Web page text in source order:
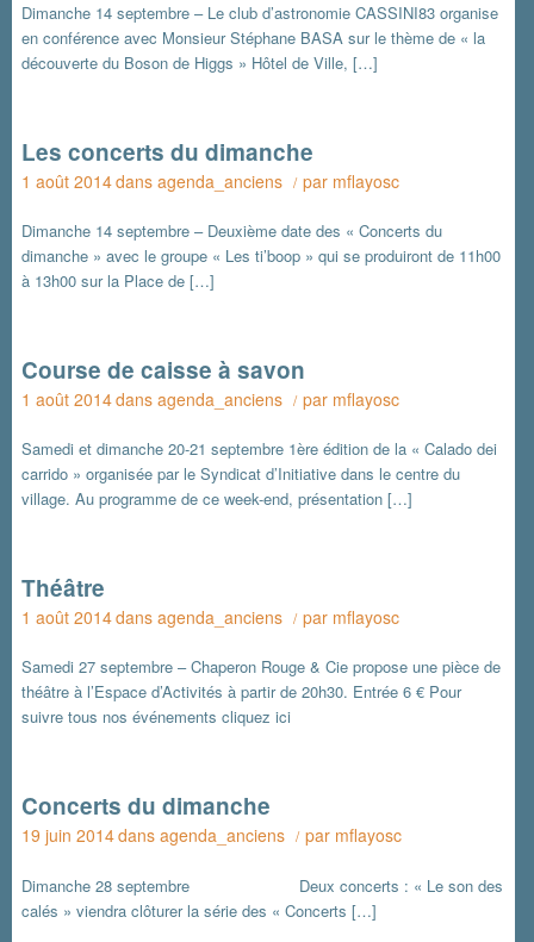
Dimanche 14 septembre – Le club d’astronomie CASSINI83 organise
en conférence avec Monsieur Stéphane BASA sur le thème de « la
découverte du Boson de Higgs » Hôtel de Ville, […]
Les concerts du dimanche
1 août 2014dansagenda_anciens / par mflayosc
Dimanche 14 septembre – Deuxième date des « Concerts du
dimanche » avec le groupe « Les ti’boop » qui se produiront de 11h00
à 13h00 sur la Place de […]
Course de caisse à savon
1 août 2014dansagenda_anciens / par mflayosc
Samedi et dimanche 20-21 septembre 1ère édition de la « Calado dei
carrido » organisée par le Syndicat d’Initiative dans le centre du
village. Au programme de ce week-end, présentation […]
Théâtre
1 août 2014dansagenda_anciens / par mflayosc
Samedi 27 septembre – Chaperon Rouge & Cie propose une pièce de
théâtre à l’Espace d’Activités à partir de 20h30. Entrée 6 € Pour
suivre tous nos événements cliquez ici
Concerts du dimanche
19 juin 2014dansagenda_anciens / par mflayosc
Dimanche 28 septembre Deux concerts : « Le son des
calés » viendra clôturer la série des « Concerts […]